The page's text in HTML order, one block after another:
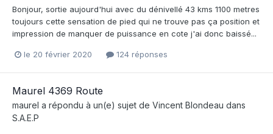
Bonjour, sortie aujourd'hui avec du dénivellé 43 kms 1100 metres
toujours cette sensation de pied qui ne trouve pas ça position et
impression de manquer de puissance en cote j'ai donc baissé...
le 20 février 2020 124 réponses
Maurel 4369 Route
maurel a répondu à un(e) sujet de Vincent Blondeau dans
S.A.E.P